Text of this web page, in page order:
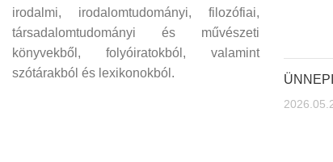
irodalmi, irodalomtudományi, filozófiai,
társadalomtudományi és művészeti
könyvekből, folyóiratokból, valamint
szótárakból és lexikonokból.